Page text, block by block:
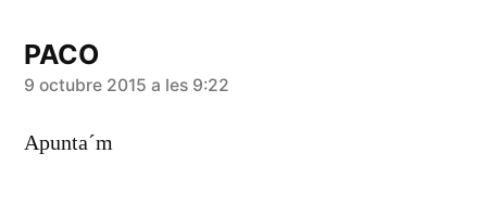
PACO
diu:
9 octubre 2015 a les 9:22
Apunta´m